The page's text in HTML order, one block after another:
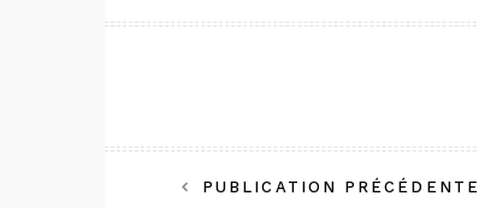
Navigation
PUBLICATION PRÉCÉDENTE